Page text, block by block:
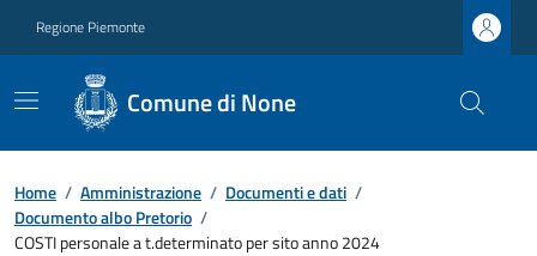
Regione Piemonte
Comune di None
Home / Amministrazione / Documenti e dati /
Documento albo Pretorio /
COSTI personale a t.determinato per sito anno 2024